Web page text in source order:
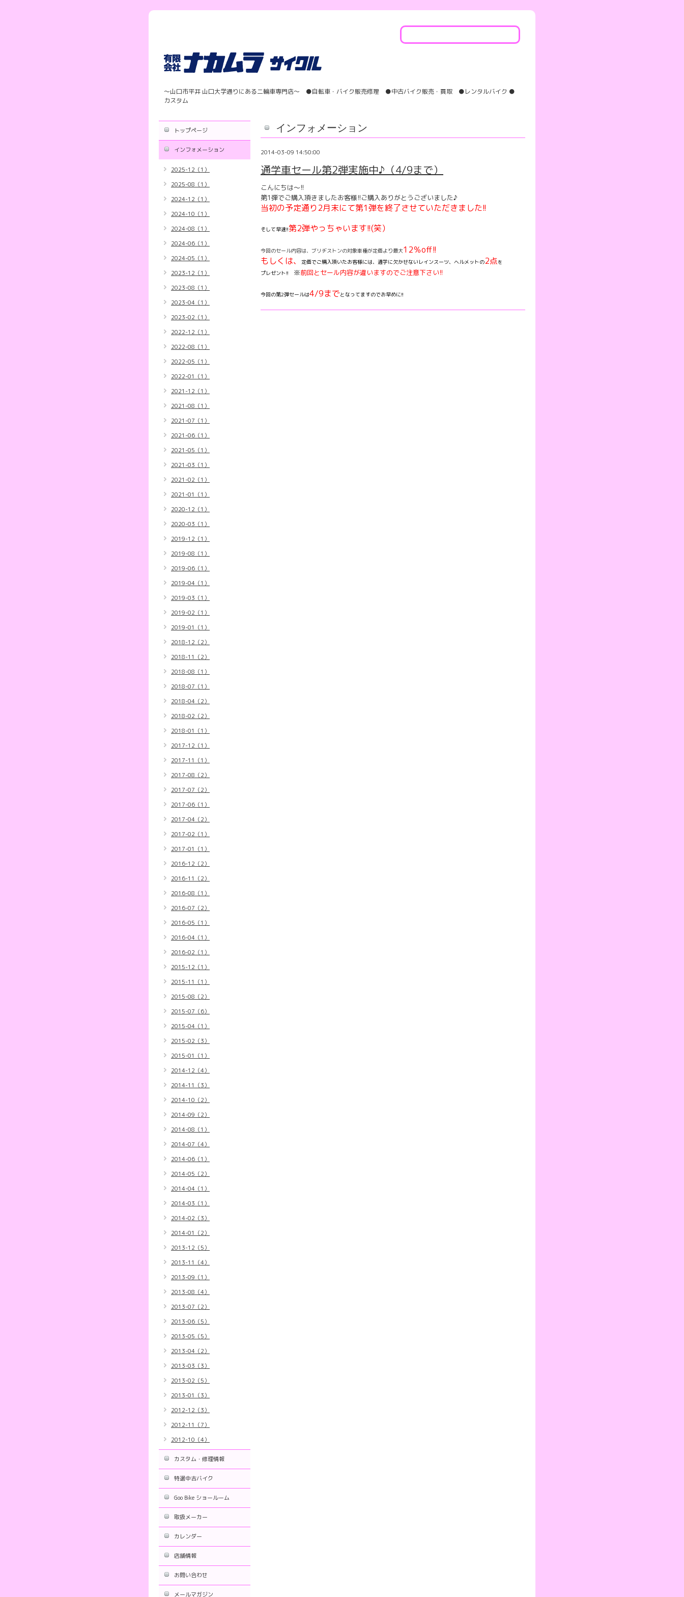
〜山口市平井 山口大学通りにある二輪車専門店〜 ●自転車・バイク販売修理 ●中古バイク販売・買取 ●レンタルバイク ●
カスタム
インフォメーション
2014-03-09 14:50:00
通学車セール第2弾実施中♪（4/9まで）
こんにちは～!!
第1弾でご購入頂きましたお客様!!ご購入ありがとうございました♪
当初の予定通り2月末にて第1弾を終了させていただきました!!
そして早速!!第2弾やっちゃいます!!(笑）
今回のセール内容は、ブリヂストンの対象車種が定価より最大12％off!!
もしくは、
定価でご購入頂いたお客様には、 通学に欠かせないレインスーツ、ヘルメットの2点を
プレゼント!! ※前回とセール内容が違いますのでご注意下さい!!
今回の第2弾セールは4/9までとなってますのでお早めに!!
トップページ
インフォメーション
2025-12（1）
2025-08（1）
2024-12（1）
2024-10（1）
2024-08（1）
2024-06（1）
2024-05（1）
2023-12（1）
2023-08（1）
2023-04（1）
2023-02（1）
2022-12（1）
2022-08（1）
2022-05（1）
2022-01（1）
2021-12（1）
2021-08（1）
2021-07（1）
2021-06（1）
2021-05（1）
2021-03（1）
2021-02（1）
2021-01（1）
2020-12（1）
2020-03（1）
2019-12（1）
2019-08（1）
2019-06（1）
2019-04（1）
2019-03（1）
2019-02（1）
2019-01（1）
2018-12（2）
2018-11（2）
2018-08（1）
2018-07（1）
2018-04（2）
2018-02（2）
2018-01（1）
2017-12（1）
2017-11（1）
2017-08（2）
2017-07（2）
2017-06（1）
2017-04（2）
2017-02（1）
2017-01（1）
2016-12（2）
2016-11（2）
2016-08（1）
2016-07（2）
2016-05（1）
2016-04（1）
2016-02（1）
2015-12（1）
2015-11（1）
2015-08（2）
2015-07（6）
2015-04（1）
2015-02（3）
2015-01（1）
2014-12（4）
2014-11（3）
2014-10（2）
2014-09（2）
2014-08（1）
2014-07（4）
2014-06（1）
2014-05（2）
2014-04（1）
2014-03（1）
2014-02（3）
2014-01（2）
2013-12（5）
2013-11（4）
2013-09（1）
2013-08（4）
2013-07（2）
2013-06（5）
2013-05（5）
2013-04（2）
2013-03（3）
2013-02（5）
2013-01（3）
2012-12（3）
2012-11（7）
2012-10（4）
カスタム・修理情報
特選中古バイク
Goo Bike ショールーム
取扱メーカー
カレンダー
店舗情報
お問い合わせ
メールマガジン